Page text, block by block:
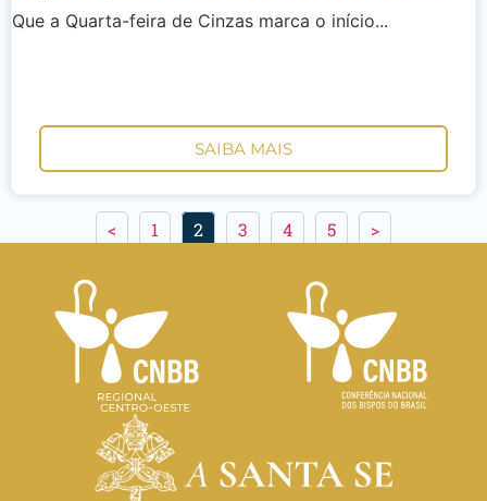
Que a Quarta-feira de Cinzas marca o início...
SAIBA MAIS
< 1 2 3 4 5 >